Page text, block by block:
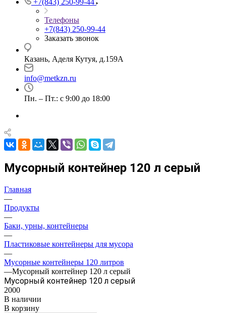
+7(843) 250-99-44
Телефоны
+7(843) 250-99-44
Заказать звонок
Казань, Аделя Кутуя, д.159А
info@metkzn.ru
Пн. – Пт.: с 9:00 до 18:00
Мусорный контейнер 120 л серый
Главная
—
Продукты
—
Баки, урны, контейнеры
—
Пластиковые контейнеры для мусора
—
Мусорные контейнеры 120 литров
—Мусорный контейнер 120 л серый
Мусорный контейнер 120 л серый
2000
В наличии
В корзину